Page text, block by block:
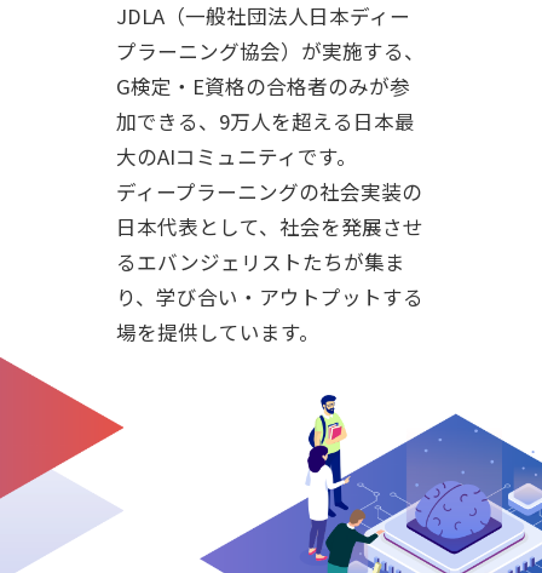
JDLA（一般社団法人日本ディー
プラーニング協会）が実施する、
G検定・E資格の合格者のみが参
加できる、9万人を超える日本最
大のAIコミュニティです。
ディープラーニングの社会実装の
日本代表として、社会を発展させ
るエバンジェリストたちが集ま
り、学び合い・アウトプットする
場を提供しています。